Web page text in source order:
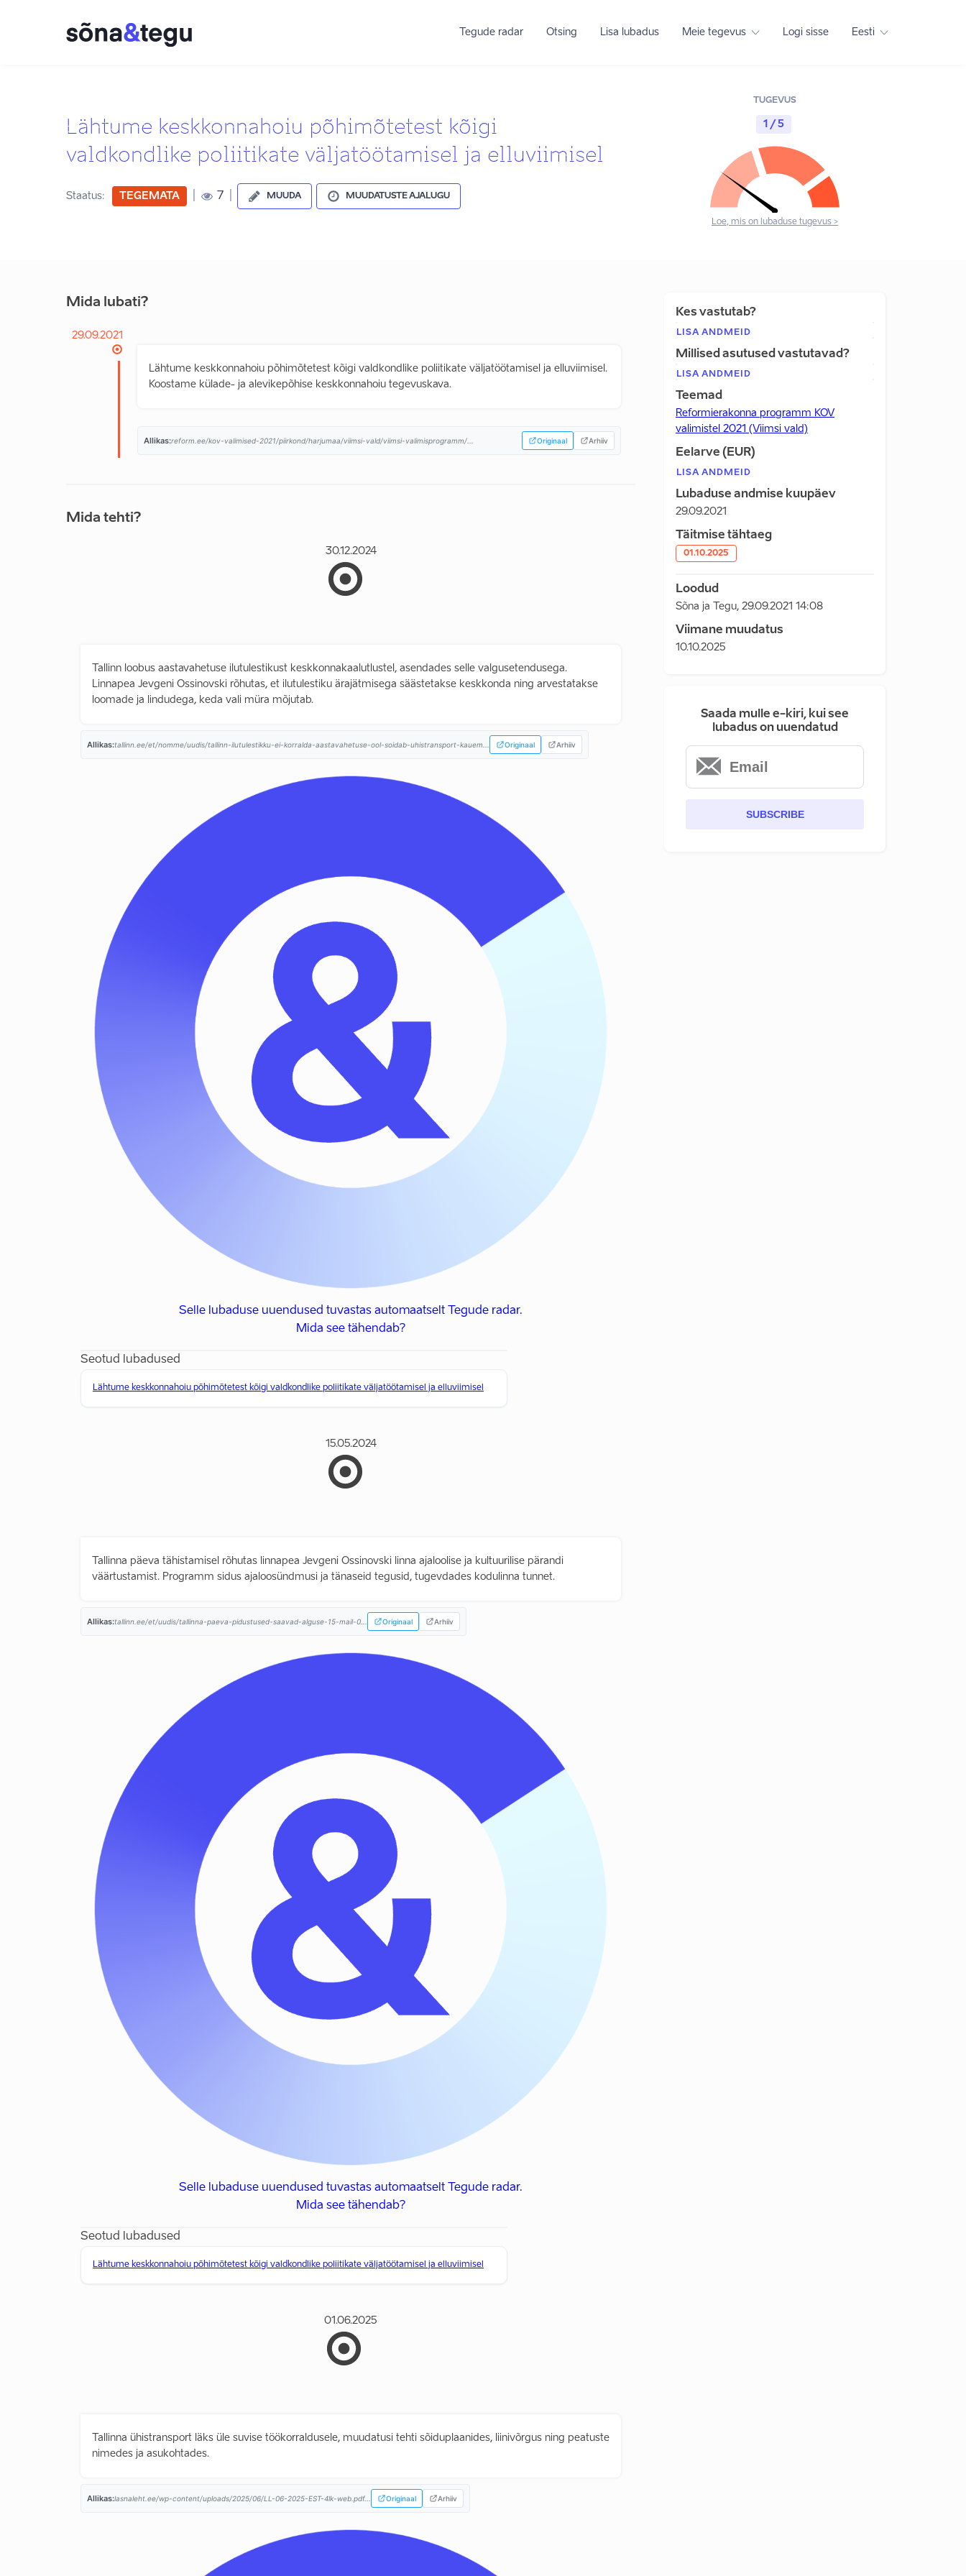
Tegude radar Otsing Lisa lubadus Meie tegevus Logi sisse Eesti
Lähtume keskkonnahoiu põhimõtetest kõigi
valdkondlike poliitikate väljatöötamisel ja elluviimisel
Staatus: TEGEMATA 7 MUUDA MUUDATUSTE AJALUGU
TUGEVUS
1 / 5
Loe, mis on lubaduse tugevus >
Mida lubati?
29.09.2021
Lähtume keskkonnahoiu põhimõtetest kõigi valdkondlike poliitikate väljatöötamisel ja elluviimisel.
Koostame külade- ja alevikepõhise keskkonnahoiu tegevuskava.
Allikas:reform.ee/kov-valimised-2021/piirkond/harjumaa/viimsi-vald/viimsi-valimisprogramm/... Originaal Arhiiv
Mida tehti?
30.12.2024
Tallinn loobus aastavahetuse ilutulestikust keskkonnakaalutlustel, asendades selle valgusetendusega.
Linnapea Jevgeni Ossinovski rõhutas, et ilutulestiku ärajätmisega säästetakse keskkonda ning arvestatakse
loomade ja lindudega, keda vali müra mõjutab.
Allikas:tallinn.ee/et/nomme/uudis/tallinn-ilutulestikku-ei-korralda-aastavahetuse-ool-soidab-uhistransport-kauem... Originaal Arhiiv
Selle lubaduse uuendused tuvastas automaatselt Tegude radar.
Mida see tähendab?
Seotud lubadused
Lähtume keskkonnahoiu põhimõtetest kõigi valdkondlike poliitikate väljatöötamisel ja elluviimisel
15.05.2024
Tallinna päeva tähistamisel rõhutas linnapea Jevgeni Ossinovski linna ajaloolise ja kultuurilise pärandi
väärtustamist. Programm sidus ajaloosündmusi ja tänaseid tegusid, tugevdades kodulinna tunnet.
Allikas:tallinn.ee/et/uudis/tallinna-paeva-pidustused-saavad-alguse-15-mail-0... Originaal Arhiiv
Selle lubaduse uuendused tuvastas automaatselt Tegude radar.
Mida see tähendab?
Seotud lubadused
Lähtume keskkonnahoiu põhimõtetest kõigi valdkondlike poliitikate väljatöötamisel ja elluviimisel
01.06.2025
Tallinna ühistransport läks üle suvise töökorraldusele, muudatusi tehti sõiduplaanides, liinivõrgus ning peatuste
nimedes ja asukohtades.
Allikas:lasnaleht.ee/wp-content/uploads/2025/06/LL-06-2025-EST-4lk-web.pdf... Originaal Arhiiv
Kes vastutab?
LISA ANDMEID
Millised asutused vastutavad?
LISA ANDMEID
Teemad
Reformierakonna programm KOV
valimistel 2021 (Viimsi vald)
Eelarve (EUR)
LISA ANDMEID
Lubaduse andmise kuupäev
29.09.2021
Täitmise tähtaeg
01.10.2025
Loodud
Sõna ja Tegu, 29.09.2021 14:08
Viimane muudatus
10.10.2025
Saada mulle e-kiri, kui see
lubadus on uuendatud
SUBSCRIBE